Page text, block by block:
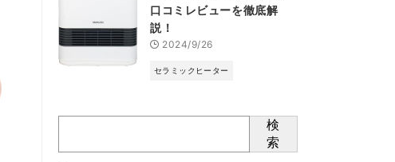
口コミレビューを徹底解
説！
2024/9/26
セラミックヒーター
検
索